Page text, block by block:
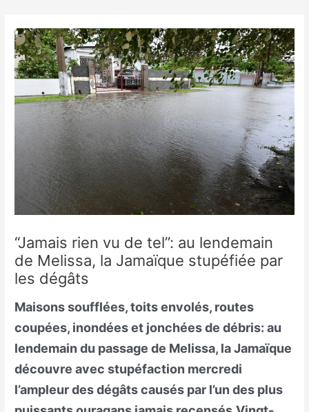
content
“Jamais rien vu de tel”: au lendemain
de Melissa, la Jamaïque stupéfiée par
les dégâts
Maisons soufflées, toits envolés, routes
coupées, inondées et jonchées de débris: au
lendemain du passage de Melissa, la Jamaïque
découvre avec stupéfaction mercredi
l’ampleur des dégâts causés par l’un des plus